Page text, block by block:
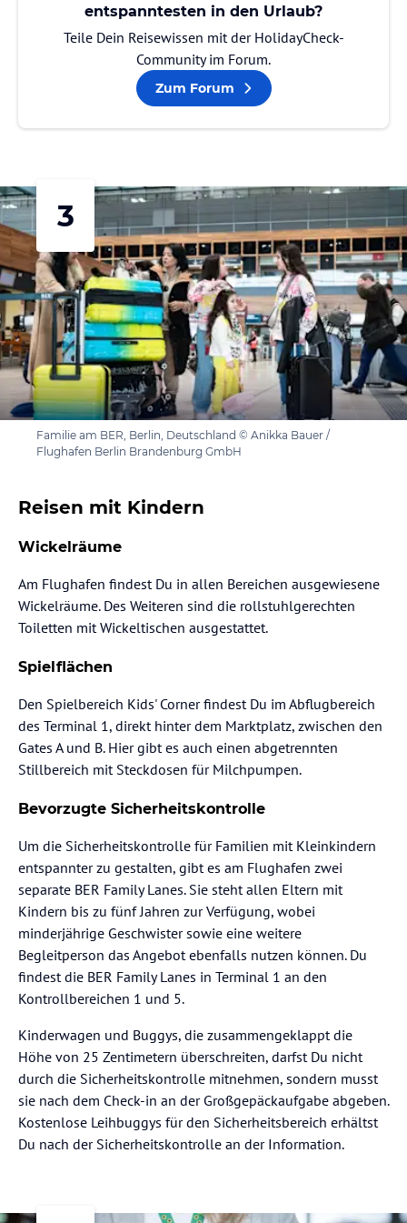
entspanntesten in den Urlaub?
Teile Dein Reisewissen mit der HolidayCheck-
Community im Forum.
Zum Forum
3
Familie am BER, Berlin, Deutschland © Anikka Bauer /
Flughafen Berlin Brandenburg GmbH
Reisen mit Kindern
Wickelräume
Am Flughafen findest Du in allen Bereichen ausgewiesene
Wickelräume. Des Weiteren sind die rollstuhlgerechten
Toiletten mit Wickeltischen ausgestattet.
Spielflächen
Den Spielbereich Kids' Corner findest Du im Abflugbereich
des Terminal 1, direkt hinter dem Marktplatz, zwischen den
Gates A und B. Hier gibt es auch einen abgetrennten
Stillbereich mit Steckdosen für Milchpumpen.
Bevorzugte Sicherheitskontrolle
Um die Sicherheitskontrolle für Familien mit Kleinkindern
entspannter zu gestalten, gibt es am Flughafen zwei
separate BER Family Lanes. Sie steht allen Eltern mit
Kindern bis zu fünf Jahren zur Verfügung, wobei
minderjährige Geschwister sowie eine weitere
Begleitperson das Angebot ebenfalls nutzen können. Du
findest die BER Family Lanes in Terminal 1 an den
Kontrollbereichen 1 und 5.
Kinderwagen und Buggys, die zusammengeklappt die
Höhe von 25 Zentimetern überschreiten, darfst Du nicht
durch die Sicherheitskontrolle mitnehmen, sondern musst
sie nach dem Check-in an der Großgepäckaufgabe abgeben.
Kostenlose Leihbuggys für den Sicherheitsbereich erhältst
Du nach der Sicherheitskontrolle an der Information.